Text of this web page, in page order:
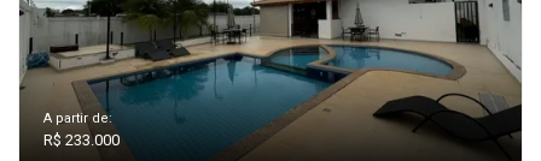
A partir de:
R$ 233.000